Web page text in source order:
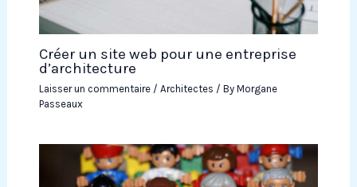
Créer un site web pour une entreprise
d’architecture
Laisser un commentaire / Architectes / By Morgane
Passeaux